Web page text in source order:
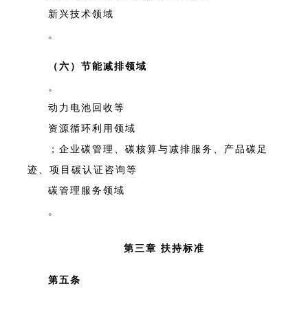
新兴技术领域
。
（六）节能减排领域
。
动力电池回收等
资源循环利用领域
；企业碳管理、碳核算与减排服务、产品碳足
迹、项目碳认证咨询等
碳管理服务领域
。
第三章 扶持标准
第五条